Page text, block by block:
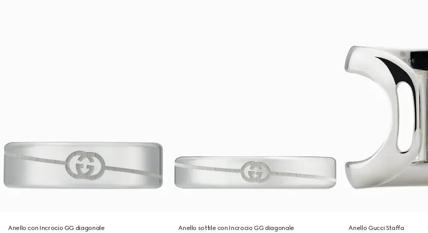
Anello con Incrocio GG diagonale
Anello sottile con Incrocio GG diagonale
Anello Gucci Staffa